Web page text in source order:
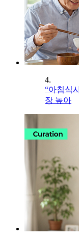
4.
“아침식
장 높아